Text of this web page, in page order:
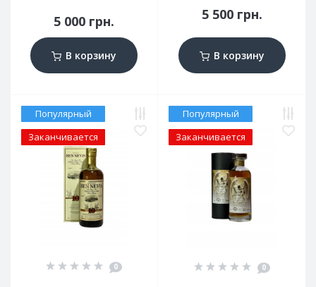
5 000 грн.
В корзину
5 500 грн.
В корзину
Популярный
Заканчивается
0
Популярный
Заканчивается
0